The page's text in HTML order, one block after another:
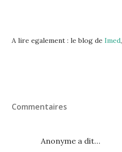
A lire egalement : le blog de Imed,
Commentaires
Anonyme a dit…